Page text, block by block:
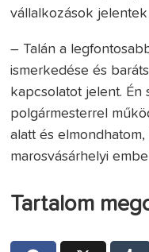
vállalkozások
– Talán a
ismerkedése és
kapcsolatot jelent. Én
polgármesterrel
alatt és
marosvásárhelyi
Tartalom